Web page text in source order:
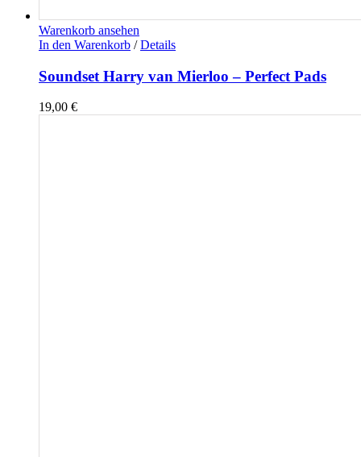
Warenkorb ansehen
In den Warenkorb / Details
Soundset Harry van Mierloo – Perfect Pads
19,00 €